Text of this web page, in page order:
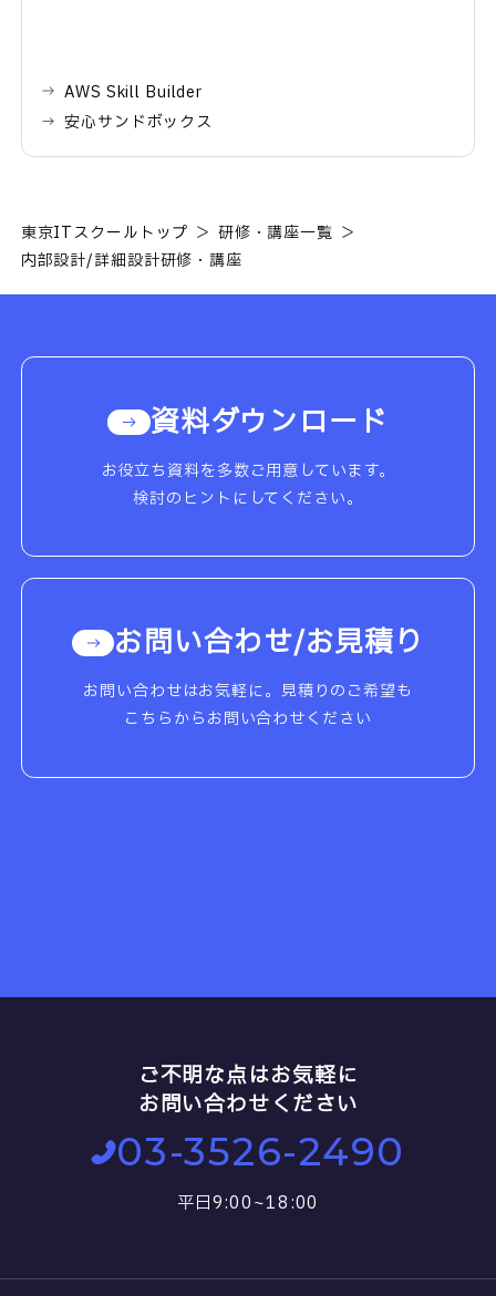
AWS Skill Builder
安心サンドボックス
東京ITスクールトップ
研修・講座一覧
内部設計/詳細設計研修・講座
資料ダウンロード
お役立ち資料を多数ご用意しています。
検討のヒントにしてください。
お問い合わせ/お見積り
お問い合わせはお気軽に。見積りのご希望も
こちらからお問い合わせください
ご不明な点はお気軽に
お問い合わせください
03-3526-2490
平日9:00~18:00